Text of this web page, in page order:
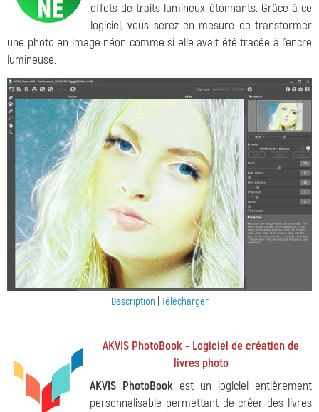
effets de traits lumineux étonnants. Grâce à ce
logiciel, vous serez en mesure de transformer
une photo en image néon comme si elle avait été tracée à l'encre
lumineuse.
Description Télécharger
AKVIS PhotoBook - Logiciel de création de
livres photo
AKVIS PhotoBook est un logiciel entièrement
personnalisable permettant de créer des livres